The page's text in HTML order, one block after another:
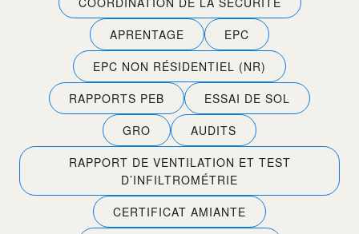
APRENTAGE
EPC
EPC NON RÉSIDENTIEL (NR)
RAPPORTS PEB
ESSAI DE SOL
GRO
AUDITS
RAPPORT DE VENTILATION ET TEST
D’INFILTROMÉTRIE
CERTIFICAT AMIANTE